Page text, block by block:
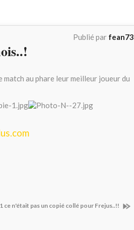
Publié par fean73
match au phare leur meilleur joueur du
ce n'était pas un copié collé pour Frejus..!!